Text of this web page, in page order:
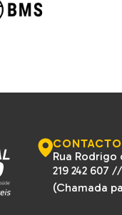
Rua Rodrigo
219 242 607 //
(Chamada